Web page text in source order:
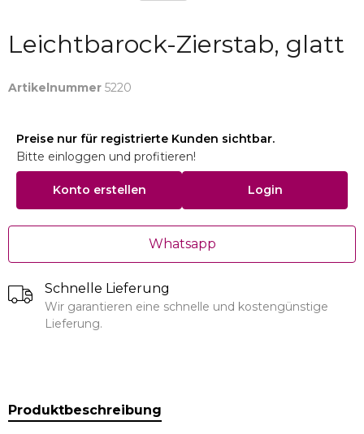
Leichtbarock-Zierstab, glatt
Artikelnummer 5220
Preise nur für registrierte Kunden sichtbar.
Bitte einloggen und profitieren!
Konto erstellen Login
Whatsapp
Schnelle Lieferung
Wir garantieren eine schnelle und kostengünstige
Lieferung.
Produktbeschreibung